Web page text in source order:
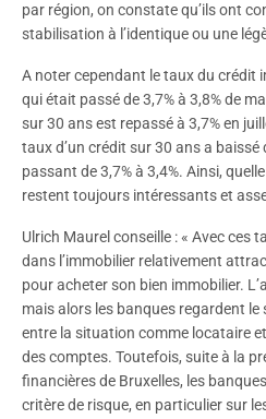
par région, on constate qu’ils ont
stabilisation à l’identique ou une
A noter cependant le taux du crédit
qui était passé de 3,7% à 3,8% de
sur 30 ans est repassé à 3,7% en
taux d’un crédit sur 30 ans a baissé
passant de 3,7% à 3,4%. Ainsi,
restent toujours intéressants et
Ulrich Maurel conseille : « Avec ces
dans l’immobilier relativement
pour acheter son bien immobilier.
mais alors les banques regardent
entre la situation comme locataire
des comptes. Toutefois, suite à la
financières de Bruxelles, les
critère de risque, en particulier sur